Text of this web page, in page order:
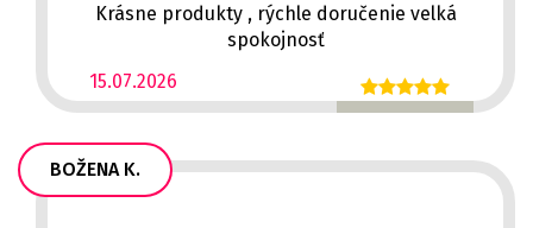
15.07.2026
Krásne produkty , rýchle doručenie velká
spokojnosť
BOŽENA K.